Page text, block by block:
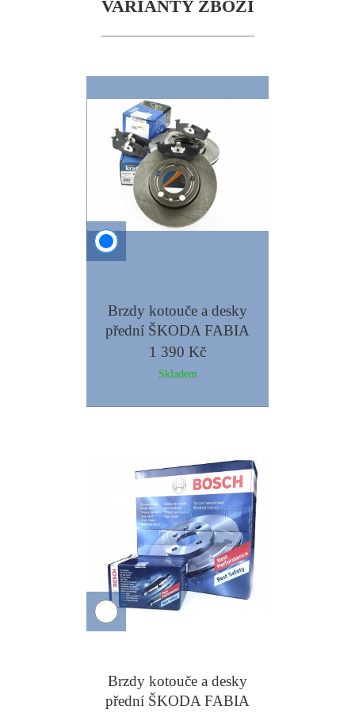
VARIANTY ZBOŽÍ
Brzdy kotouče a desky
přední ŠKODA FABIA
239mm - KRAFT
1 390 Kč
Skladem
Brzdy kotouče a desky
přední ŠKODA FABIA